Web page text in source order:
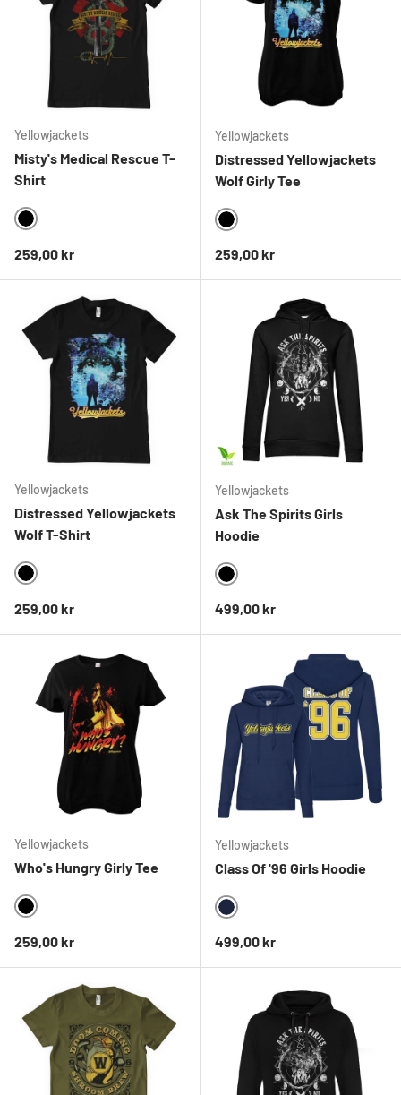
Yellowjackets
Misty's Medical Rescue T-
Shirt
BLACK
Ordinarie pris
259,00 kr
Yellowjackets
Distressed Yellowjackets
Wolf Girly Tee
BLACK
Ordinarie pris
259,00 kr
Yellowjackets
Distressed Yellowjackets
Wolf T-Shirt
BLACK
Ordinarie pris
259,00 kr
Yellowjackets
Ask The Spirits Girls
Hoodie
BLACK
Ordinarie pris
499,00 kr
Yellowjackets
Who's Hungry Girly Tee
BLACK
Ordinarie pris
259,00 kr
Yellowjackets
Class Of '96 Girls Hoodie
NAVY
Ordinarie pris
499,00 kr